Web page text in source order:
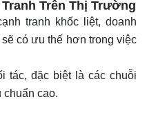
Trên Thị Trường
tranh khốc liệt, doanh
có ưu thế hơn trong việc
tác, đặc biệt là các chuỗi
cao.